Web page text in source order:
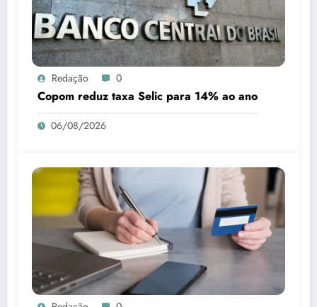
Redação 0
Copom reduz taxa Selic para 14% ao ano
06/08/2026